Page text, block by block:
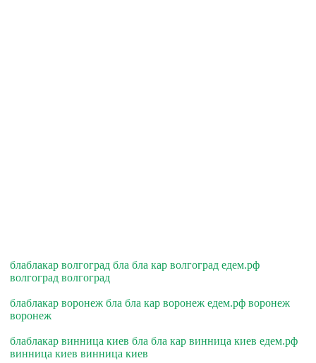
блаблакар волгоград бла бла кар волгоград едем.рф
волгоград волгоград
блаблакар воронеж бла бла кар воронеж едем.рф воронеж
воронеж
блаблакар винница киев бла бла кар винница киев едем.рф
винница киев винница киев